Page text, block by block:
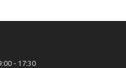
- 17:30